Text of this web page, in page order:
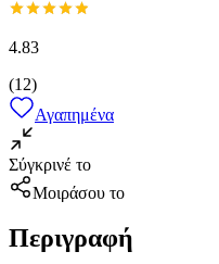
4.83
(12)
Αγαπημένα
Σύγκρινέ το
Μοιράσου το
Περιγραφή